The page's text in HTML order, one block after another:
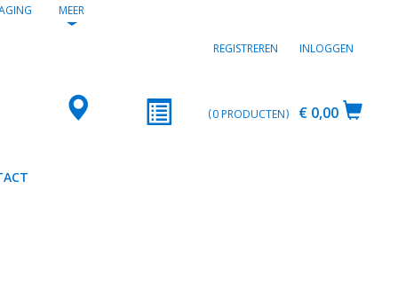
MEER
REGISTREREN INLOGGEN
€ 0,00
0PRODUCTEN